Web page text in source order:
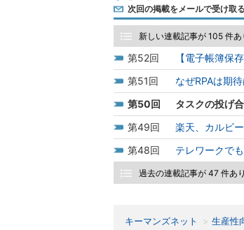
次回の掲載をメールで受け取る
新しい連載記事が 105 件あ
52
【電子帳簿保
51
なぜRPAは期
50
タスクの投げ
49
楽天、カルビ
48
テレワークで
過去の連載記事が 47 件あ
キーマンズネット 生産性